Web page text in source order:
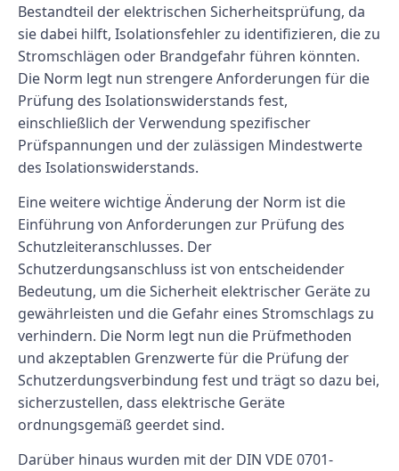
Bestandteil der elektrischen Sicherheitsprüfung, da
sie dabei hilft, Isolationsfehler zu identifizieren, die zu
Stromschlägen oder Brandgefahr führen könnten.
Die Norm legt nun strengere Anforderungen für die
Prüfung des Isolationswiderstands fest,
einschließlich der Verwendung spezifischer
Prüfspannungen und der zulässigen Mindestwerte
des Isolationswiderstands.
Eine weitere wichtige Änderung der Norm ist die
Einführung von Anforderungen zur Prüfung des
Schutzleiteranschlusses. Der
Schutzerdungsanschluss ist von entscheidender
Bedeutung, um die Sicherheit elektrischer Geräte zu
gewährleisten und die Gefahr eines Stromschlags zu
verhindern. Die Norm legt nun die Prüfmethoden
und akzeptablen Grenzwerte für die Prüfung der
Schutzerdungsverbindung fest und trägt so dazu bei,
sicherzustellen, dass elektrische Geräte
ordnungsgemäß geerdet sind.
Darüber hinaus wurden mit der DIN VDE 0701-